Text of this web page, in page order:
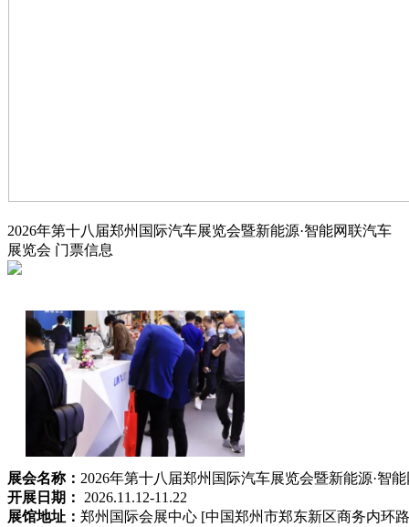
2026年第十八届郑州国际汽车展览会暨新能源·智能网联汽车
展览会 门票信息
展会名称： 2026年第十八届郑州国际汽车展览会暨新能源·智
开展日期：
2026.11.12-11.22
展馆地址： 郑州国际会展中心 [中国郑州市郑东新区商务内环